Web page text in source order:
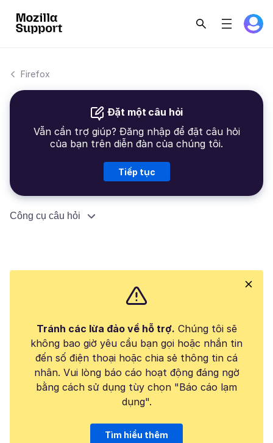
Firefox
Đặt một câu hỏi
Vẫn cần trợ giúp? Đăng nhập để đặt câu hỏi
của bạn trên diễn đàn của chúng tôi.
Tiếp tục
Công cụ câu hỏi
Tránh các lừa đảo về hỗ trợ. Chúng tôi sẽ
không bao giờ yêu cầu bạn gọi hoặc nhắn tin
đến số điện thoại hoặc chia sẻ thông tin cá
nhân. Vui lòng báo cáo hoạt động đáng ngờ
bằng cách sử dụng tùy chọn "Báo cáo lạm
dụng".
Tìm hiểu thêm